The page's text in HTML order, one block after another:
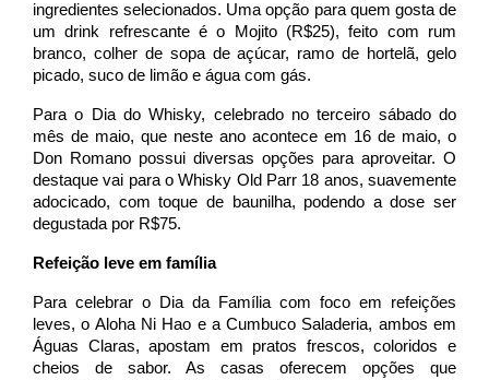
ingredientes selecionados. Uma opção para quem gosta de
um drink refrescante é o Mojito (R$25), feito com rum
branco, colher de sopa de açúcar, ramo de hortelã, gelo
picado, suco de limão e água com gás.
Para o Dia do Whisky, celebrado no terceiro sábado do
mês de maio, que neste ano acontece em 16 de maio, o
Don Romano possui diversas opções para aproveitar. O
destaque vai para o Whisky Old Parr 18 anos, suavemente
adocicado, com toque de baunilha, podendo a dose ser
degustada por R$75.
Refeição leve em família
Para celebrar o Dia da Família com foco em refeições
leves, o Aloha Ni Hao e a Cumbuco Saladeria, ambos em
Águas Claras, apostam em pratos frescos, coloridos e
cheios de sabor. As casas oferecem opções que